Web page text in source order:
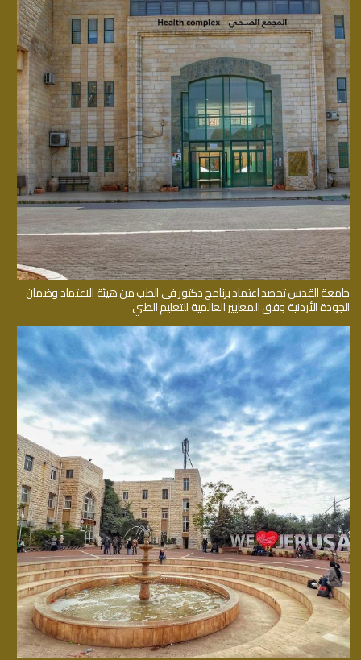
جامعة القدس تحصد اعتماد برنامج دكتور في الطب من هيئة الاعتماد وضمان
الجودة الأردنية وفق المعايير العالمية للتعليم الطبي